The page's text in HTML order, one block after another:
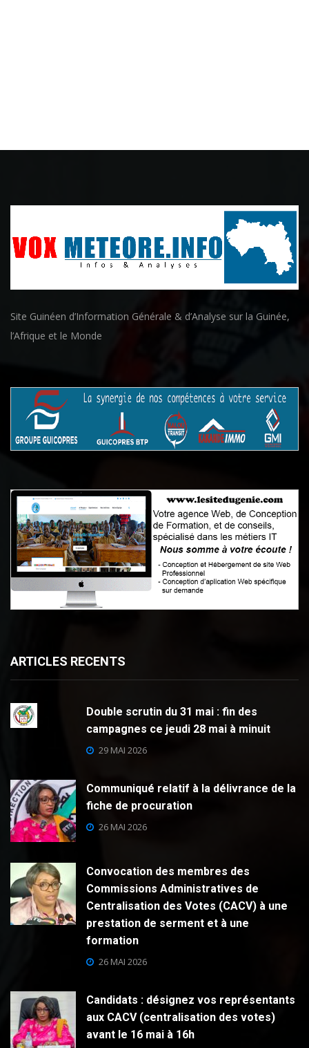
Site Guinéen d’Information Générale & d’Analyse sur la Guinée,
l’Afrique et le Monde
ARTICLES RECENTS
Double scrutin du 31 mai : fin des
campagnes ce jeudi 28 mai à minuit
29 MAI 2026
Communiqué relatif à la délivrance de la
fiche de procuration
26 MAI 2026
Convocation des membres des
Commissions Administratives de
Centralisation des Votes (CACV) à une
prestation de serment et à une
formation
26 MAI 2026
Candidats : désignez vos représentants
aux CACV (centralisation des votes)
avant le 16 mai à 16h